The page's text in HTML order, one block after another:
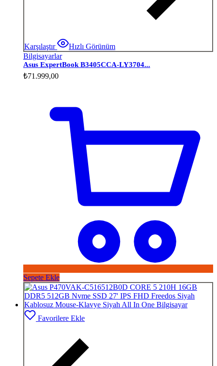
Karşılaştır
Hızlı Görünüm
Bilgisayarlar
Asus ExpertBook B3405CCA-LY3704...
₺71.999,00
Sepete Ekle
Favorilere Ekle